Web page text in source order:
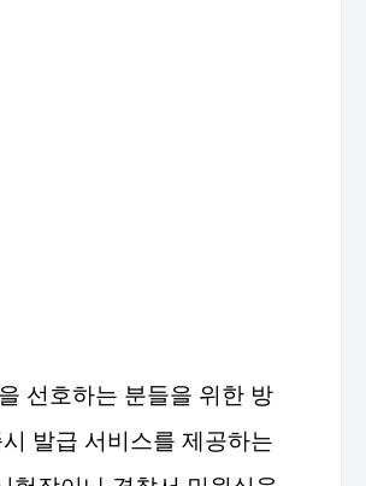
선호하는 분들을 위한 방
발급 서비스를 제공하는